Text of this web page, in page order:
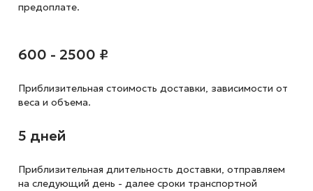
предоплате.
600 - 2500 ₽
Приблизительная стоимость доставки, зависимости от
веса и объема.
5 дней
Приблизительная длительность доставки, отправляем
на следующий день - далее сроки транспортной